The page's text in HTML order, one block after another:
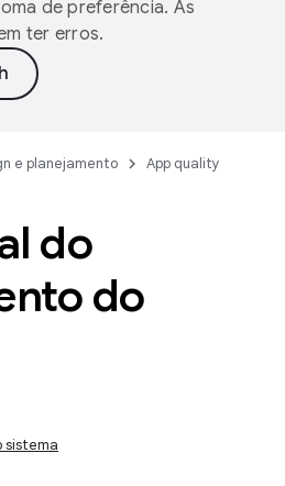
de preferência. As
ter erros.
e planejamento
App quality
do
do
sistema